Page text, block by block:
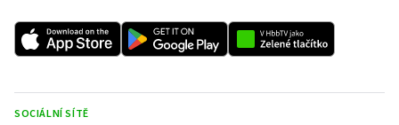
Stolní tenis
SOCIÁLNÍ SÍTĚ